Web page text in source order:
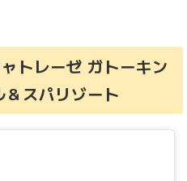
トレーゼ ガトーキン
スパリゾート